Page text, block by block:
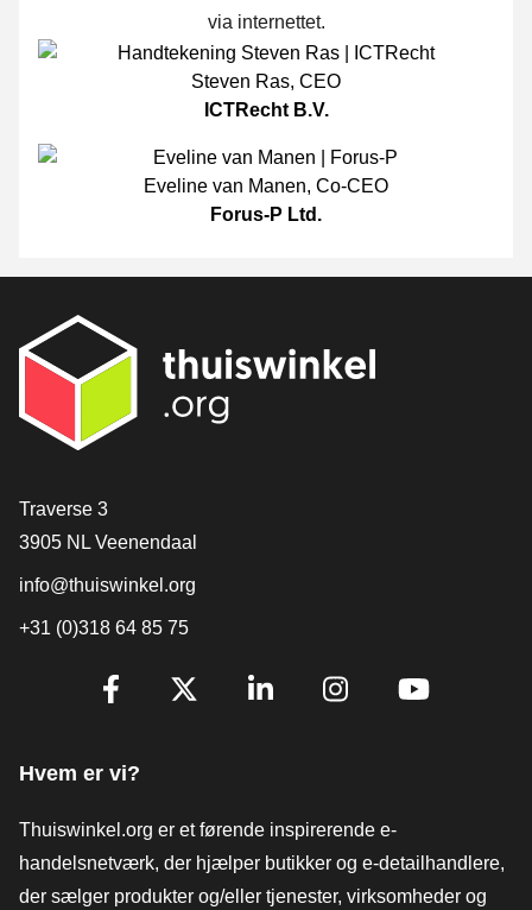
via internettet.
Steven Ras, CEO
ICTRecht B.V.
Eveline van Manen, Co-CEO
Forus-P Ltd.
[_General:Contact]
Traverse 3
3905 NL Veenendaal
info@thuiswinkel.org
+31 (0)318 64 85 75
[_General:SocialMediaTitle]
Hvem er vi?
Thuiswinkel.org er et førende inspirerende e-
handelsnetværk, der hjælper butikker og e-detailhandlere,
der sælger produkter og/eller tjenester, virksomheder og